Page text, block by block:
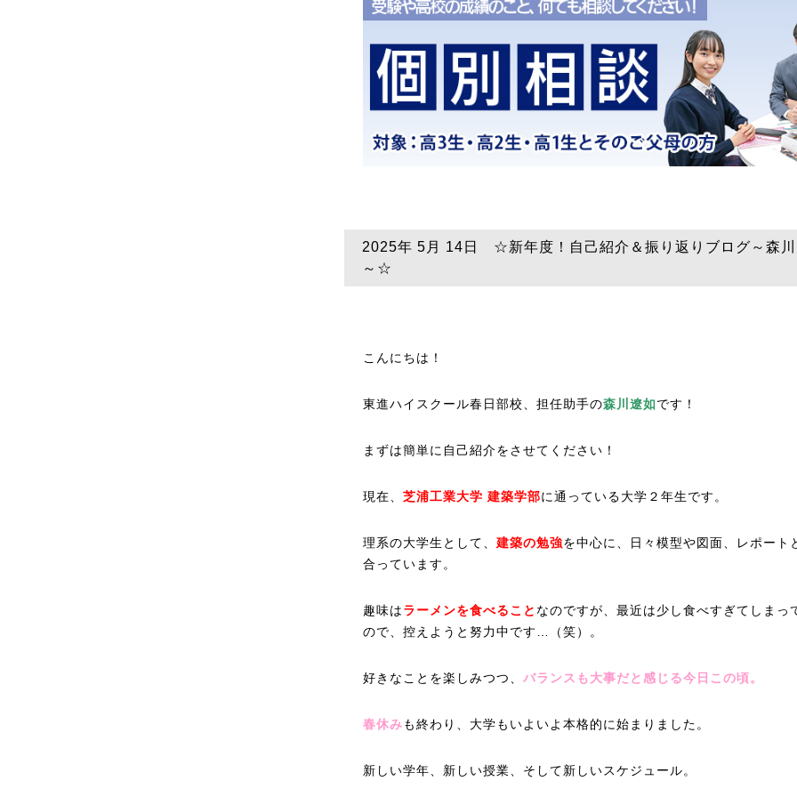
2025年 5月 14日 ☆新年度！自己紹介＆振り返りブログ～森
～☆
こんにちは！
東進ハイスクール春日部校、担任助手の森川遼如です！
まずは簡単に自己紹介をさせてください！
現在、 芝浦工業大学 建築学部に通っている大学２年生です。
理系の大学生として、 建築の勉強を中心に、日々模型や図面、レポート
合っています。
趣味はラーメンを食べること なのですが、最近は少し食べすぎてしまっ
ので、控えようと努力中です…（笑）。
好きなことを楽しみつつ、 バランスも大事だと感じる今日この頃。
春休みも終わり、大学もいよいよ本格的に始まりました。
新しい学年、新しい授業、そして新しいスケジュール。